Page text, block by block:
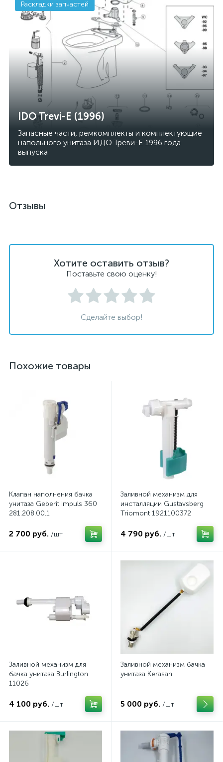
IDO Trevi-E (1996)
Запасные части, ремкомплекты и комплектующие
напольного унитаза ИДО Треви-Е 1996 года
выпуска
Раскладки запчастей
Отзывы
Хотите оставить отзыв?
Поставьте свою оценку!
Сделайте выбор!
Похожие товары
Клапан наполнения бачка
унитаза Geberit Impuls 360
281.208.00.1
2 700 руб. /шт
Заливной механизм для
инсталляции Gustavsberg
Triomont 1921100372
4 790 руб. /шт
Заливной механизм для
бачка унитаза Burlington
11026
4 100 руб. /шт
Заливной механизм бачка
унитаза Kerasan
5 000 руб. /шт